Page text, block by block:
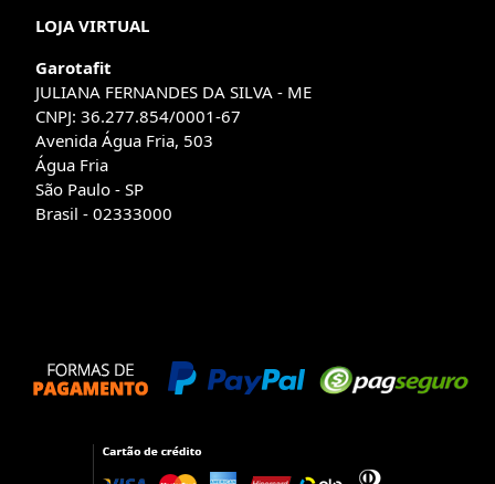
LOJA VIRTUAL
Garotafit
JULIANA FERNANDES DA SILVA - ME
CNPJ: 36.277.854/0001-67
Avenida Água Fria, 503
Água Fria
São Paulo - SP
Brasil - 02333000